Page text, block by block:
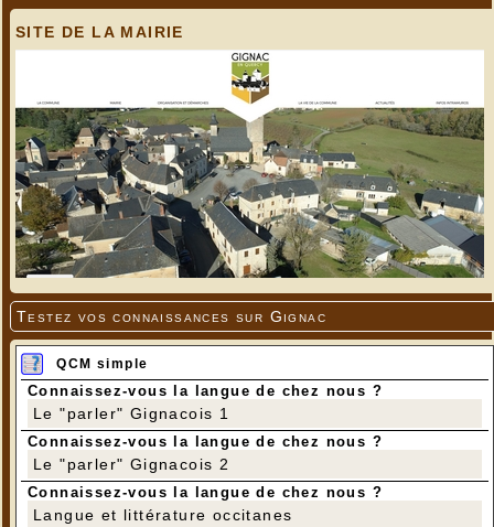
SITE DE LA MAIRIE
Testez vos connaissances sur Gignac
QCM simple
Connaissez-vous la langue de chez nous ?
Le "parler" Gignacois 1
Connaissez-vous la langue de chez nous ?
Le "parler" Gignacois 2
Connaissez-vous la langue de chez nous ?
Langue et littérature occitanes